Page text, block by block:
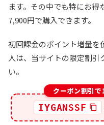
ます。その中でも特にお得
7,900円で購入できます。
初回課金のポイント増量を
人は、当サイトの限定割引
い。
クーポン割引
IYGANSSF